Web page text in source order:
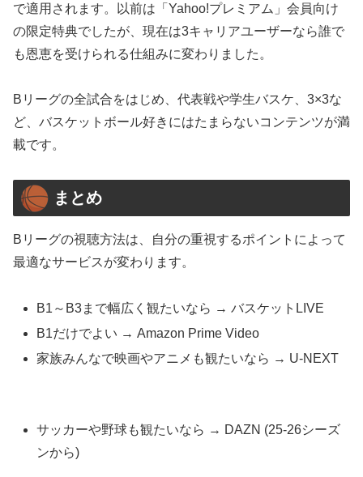
で適用されます。以前は「Yahoo!プレミアム」会員向け
の限定特典でしたが、現在は3キャリアユーザーなら誰で
も恩恵を受けられる仕組みに変わりました。
Bリーグの全試合をはじめ、代表戦や学生バスケ、3×3な
ど、バスケットボール好きにはたまらないコンテンツが満
載です。
まとめ
Bリーグの視聴方法は、自分の重視するポイントによって
最適なサービスが変わります。
B1～B3まで幅広く観たいなら → バスケットLIVE
B1だけでよい → Amazon Prime Video
家族みんなで映画やアニメも観たいなら → U-NEXT
サッカーや野球も観たいなら → DAZN (25-26シーズ
ンから)